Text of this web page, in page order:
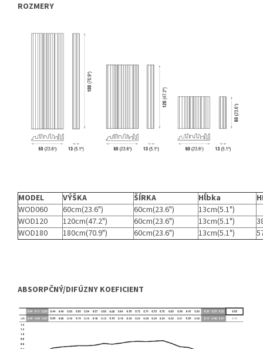
ROZMERY
MODEL VÝŠKA ŠÍRKA Hĺbka
WOD060
60cm(23.6") 60cm(23.6")
13cm(5.1")
WOD120
120cm(47.2") 60cm(23.6") 13cm(5.1")
WOD180
180cm(70.9") 60cm(23.6") 13cm(5.1")
ABSORPČNÝ/DIFÚZNY KOEFICIENT